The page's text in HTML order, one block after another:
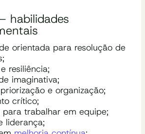
habilidades
orientada para resolução de
resiliência;
imaginativa;
e organização;
crítico;
para trabalhar em equipe;
liderança;